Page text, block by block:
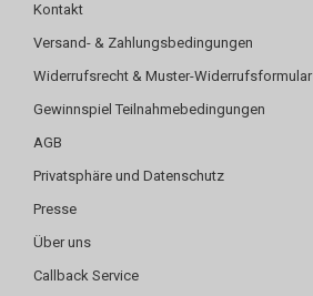
Kontakt
Versand- & Zahlungsbedingungen
Widerrufsrecht & Muster-Widerrufsformular
Gewinnspiel Teilnahmebedingungen
AGB
Privatsphäre und Datenschutz
Presse
Über uns
Callback Service